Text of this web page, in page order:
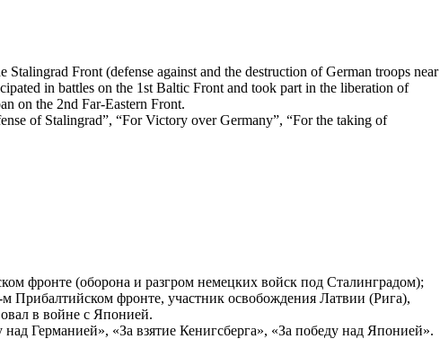
Front (defense against and the destruction of German troops near
in battles on the 1st Baltic Front and took part in the liberation of
on the 2nd Far-Eastern Front.
of Stalingrad”, “For Victory over Germany”, “For the taking of
фронте (оборона и разгром немецких войск под Сталинградом);
Прибалтийском фронте, участник освобождения Латвии (Рига),
в войне с Японией.
Германией», «За взятие Кенигсберга», «За победу над Японией».